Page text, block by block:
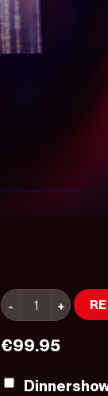
A Christmas
€99.95